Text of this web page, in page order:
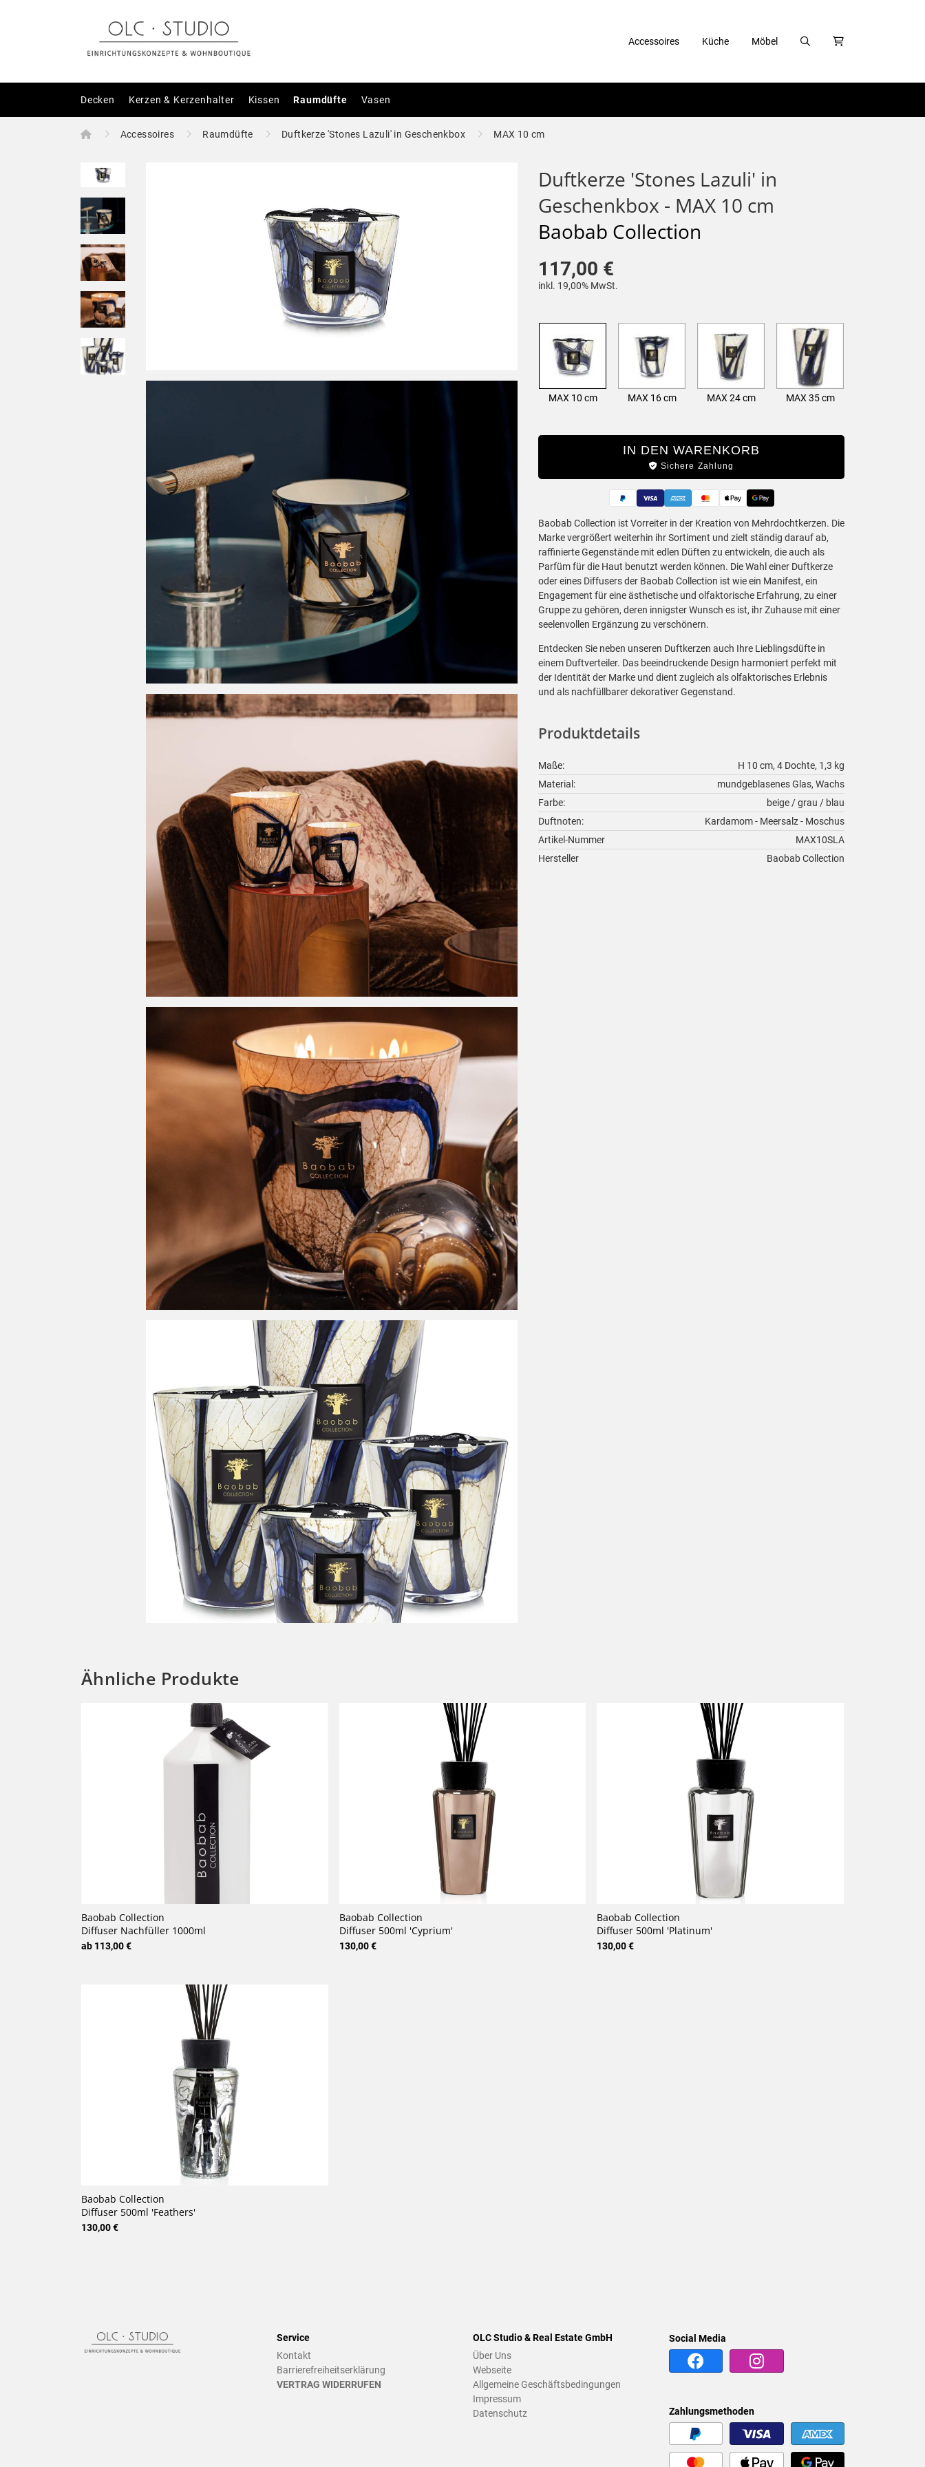
Accessoires Küche Möbel
Decken Kerzen & Kerzenhalter Kissen Raumdüfte Vasen
Home Accessoires Raumdüfte Duftkerze 'Stones Lazuli' in Geschenkbox MAX 10 cm
Duftkerze 'Stones Lazuli' in
Geschenkbox - MAX 10 cm
Baobab Collection
117,00 €
inkl. 19,00% MwSt.
MAX 10 cm MAX 16 cm MAX 24 cm MAX 35 cm
IN DEN WARENKORB
Sichere Zahlung
Produktbeschreibung
Baobab Collection ist Vorreiter in der Kreation von Mehrdochtkerzen. Die
Marke vergrößert weiterhin ihr Sortiment und zielt ständig darauf ab,
raffinierte Gegenstände mit edlen Düften zu entwickeln, die auch als
Parfüm für die Haut benutzt werden können. Die Wahl einer Duftkerze
oder eines Diffusers der Baobab Collection ist wie ein Manifest, ein
Engagement für eine ästhetische und olfaktorische Erfahrung, zu einer
Gruppe zu gehören, deren innigster Wunsch es ist, ihr Zuhause mit einer
seelenvollen Ergänzung zu verschönern.
Entdecken Sie neben unseren Duftkerzen auch Ihre Lieblingsdüfte in
einem Duftverteiler. Das beeindruckende Design harmoniert perfekt mit
der Identität der Marke und dient zugleich als olfaktorisches Erlebnis
und als nachfüllbarer dekorativer Gegenstand.
Produktdetails
Maße:
H 10 cm, 4 Dochte, 1,3 kg
Material:
mundgeblasenes Glas, Wachs
Farbe:
beige / grau / blau
Duftnoten:
Kardamom - Meersalz - Moschus
Artikel-Nummer
MAX10SLA
Hersteller
Baobab Collection
Ähnliche Produkte
Baobab Collection
Diffuser Nachfüller 1000ml
ab 113,00 €
Baobab Collection
Diffuser 500ml 'Cyprium'
130,00 €
Baobab Collection
Diffuser 500ml 'Platinum'
130,00 €
Baobab Collection
Diffuser 500ml 'Feathers'
130,00 €
Service
Kontakt
Barrierefreiheitserklärung
VERTRAG WIDERRUFEN
OLC Studio & Real Estate GmbH
Über Uns
Webseite
Allgemeine Geschäftsbedingungen
Impressum
Datenschutz
Social Media
Zahlungsmethoden